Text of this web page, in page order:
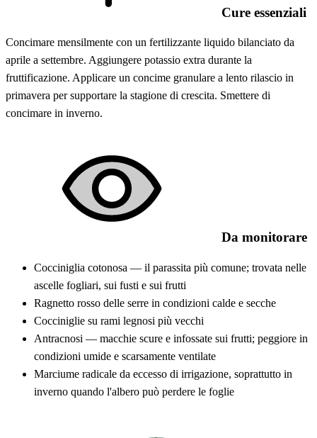
Cure essenziali
Concimare mensilmente con un fertilizzante liquido bilanciato da
aprile a settembre. Aggiungere potassio extra durante la
fruttificazione. Applicare un concime granulare a lento rilascio in
primavera per supportare la stagione di crescita. Smettere di
concimare in inverno.
Da monitorare
Cocciniglia cotonosa — il parassita più comune; trovata nelle
ascelle fogliari, sui fusti e sui frutti
Ragnetto rosso delle serre in condizioni calde e secche
Cocciniglie su rami legnosi più vecchi
Antracnosi — macchie scure e infossate sui frutti; peggiore in
condizioni umide e scarsamente ventilate
Marciume radicale da eccesso di irrigazione, soprattutto in
inverno quando l'albero può perdere le foglie